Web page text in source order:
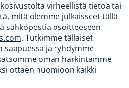
virheellistä tietoa tai
mitä olemme julkaisseet tällä
sähköpostia osoitteeseen
. Tutkimme tällaiset
ja ryhdymme
oman harkintamme
ottaen huomioon kaikki